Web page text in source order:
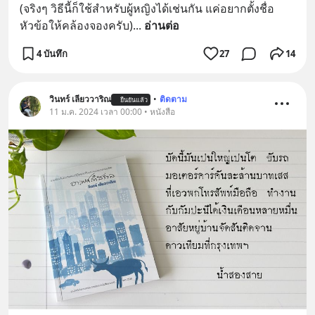
(จริงๆ วิธีนี้ก็ใช้สำหรับผู้หญิงได้เช่นกัน แค่อยากตั้งชื่อ
หัวข้อให้คล้องจองครับ)... อ่านต่อ
4 บันทึก 27 14
วินทร์ เลียววาริณ ยืนยันแล้ว • ติดตาม
11 ม.ค. 2024 เวลา 00:00 • หนังสือ